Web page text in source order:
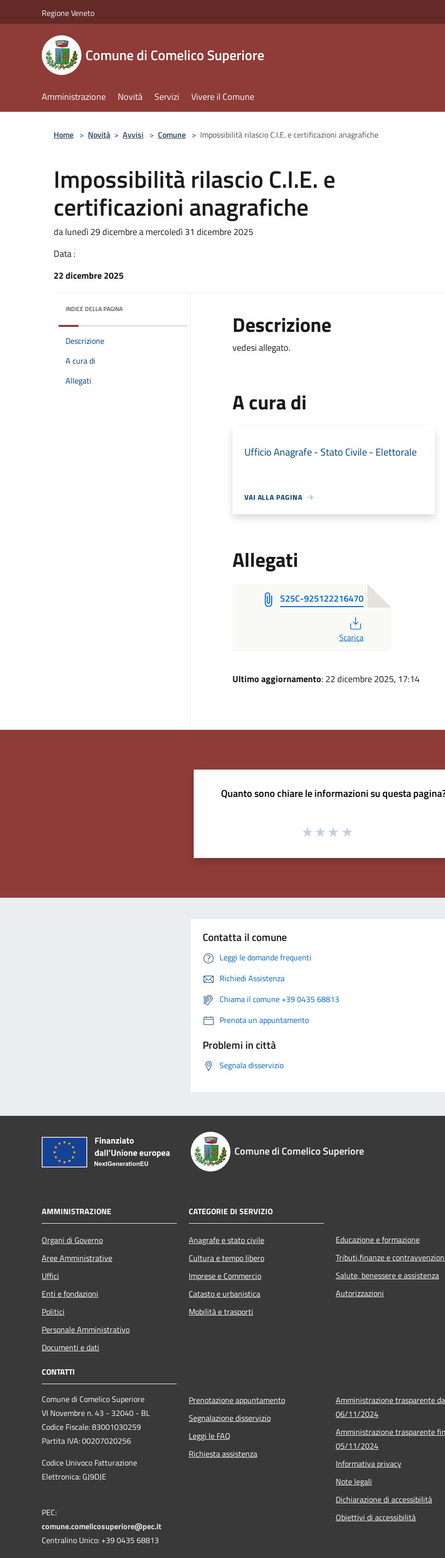
Regione Veneto
Comune di Comelico Superiore
Amministrazione Novità Servizi Vivere il Comune
Home > Novità > Avvisi > Comune > Impossibilità rilascio C.I.E. e certificazioni anagrafiche
Impossibilità rilascio C.I.E. e
certificazioni anagrafiche
da lunedì 29 dicembre a mercoledì 31 dicembre 2025
Data :
22 dicembre 2025
INDICE DELLA PAGINA
Descrizione
A cura di
Allegati
Descrizione
vedesi allegato.
A cura di
Ufficio Anagrafe - Stato Civile - Elettorale
VAI ALLA PAGINA
Allegati
S25C-925122216470
Scarica
Ultimo aggiornamento: 22 dicembre 2025, 17:14
Quanto sono chiare le informazioni su questa
Contatta il comune
Leggi le domande frequenti
Richiedi Assistenza
Chiama il comune +39 0435 68813
Prenota un appuntamento
Problemi in città
Segnala disservizio
Comune di Comelico Superiore
AMMINISTRAZIONE
Organi di Governo
Aree Amministrative
Uffici
Enti e fondazioni
Politici
Personale Amministrativo
Documenti e dati
CATEGORIE DI SERVIZIO
Anagrafe e stato civile
Cultura e tempo libero
Imprese e Commercio
Catasto e urbanistica
Mobilità e trasporti
Educazione e formazione
Tributi,finanze e
Salute, benessere e assistenza
Autorizzazioni
CONTATTI
Comune di Comelico Superiore
VI Novembre n. 43 - 32040 - BL
Codice Fiscale: 83001030259
Partita IVA: 00207020256
Codice Univoco Fatturazione
Elettronica: GJ9DJE
PEC:
comune.comelicosuperiore@pec.it
Centralino Unico: +39 0435 68813
Prenotazione appuntamento
Segnalazione disservizio
Leggi le FAQ
Richiesta assistenza
Amministrazione trasparente
06/11/2024
Amministrazione trasparente
05/11/2024
Informativa privacy
Note legali
Dichiarazione di accessibilità
Obiettivi di accessibilità